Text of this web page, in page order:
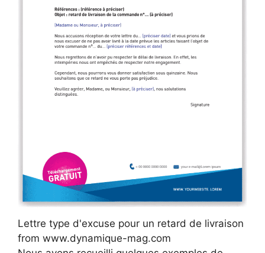
Lettre type d'excuse pour un retard de livraison
from www.dynamique-mag.com